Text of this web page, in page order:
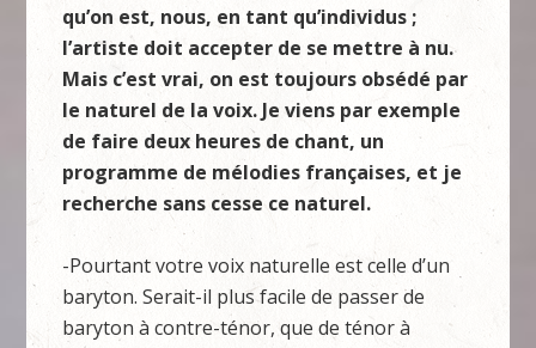
qu’on est, nous, en tant qu’individus ;
l’artiste doit accepter de se mettre à nu.
Mais c’est vrai, on est toujours obsédé par
le naturel de la voix. Je viens par exemple
de faire deux heures de chant, un
programme de mélodies françaises, et je
recherche sans cesse ce naturel.
-Pourtant votre voix naturelle est celle d’un
baryton. Serait-il plus facile de passer de
baryton à contre-ténor, que de ténor à